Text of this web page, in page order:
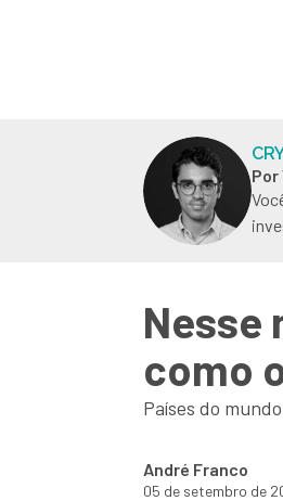
Por
Nesse
como
Países do
André Franco
05 de setembro de